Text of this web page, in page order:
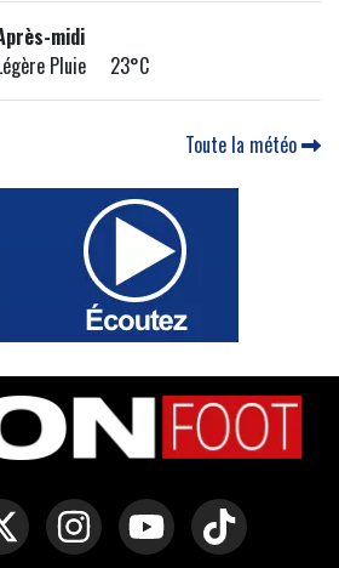
midi
Pluie 23°C
Toute la météo